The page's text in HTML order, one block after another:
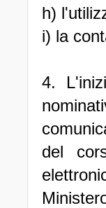
h)
i) la
4.
del